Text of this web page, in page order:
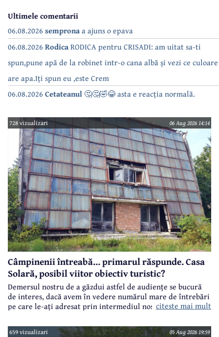
Ultimele comentarii
06.08.2026 sempronaa ajuns o epava
06.08.2026 RodicaRODICA pentru CRISADI: am uitat sa-ti
spun,pune apă de la robinet intr-o cana albă și vezi ce culoare
are apa.Iți spun eu ,este Crem
06.08.2026 Cetateanul 🤔🤔🤣😂 asta e reacția normală.
728 vizualizari 06 Aug 2026 14:14
Câmpinenii întreabă... primarul răspunde. Casa
Solară, posibil viitor obiectiv turistic?
Demersul nostru de a găzdui astfel de audiențe se bucură
de interes, dacă avem în vedere numărul mare de întrebări
pe care le-ați adresat prin intermediul nostru primarului
citeste mai mult
659 vizualizari 05 Aug 2026 19:59